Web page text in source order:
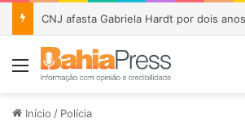
Menu
Início / Polícia